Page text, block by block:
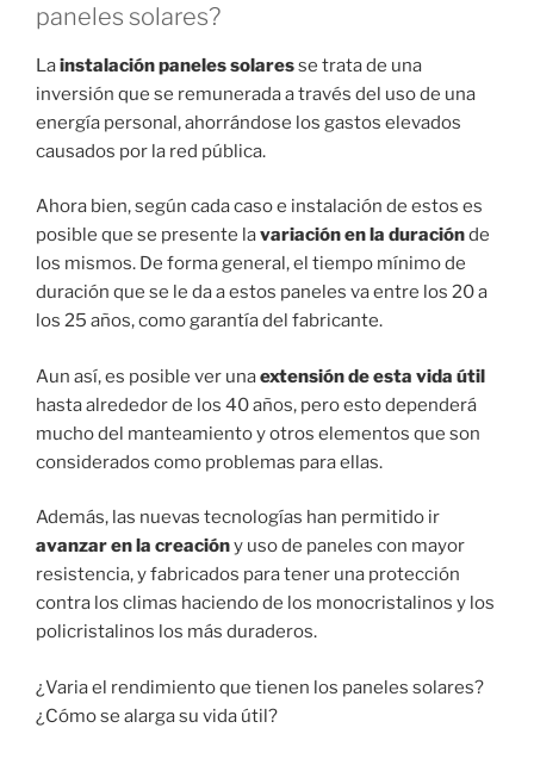
paneles solares?
Lainstalación paneles solaresse trata de una
inversión que se remunerada a través del uso de una
energía personal, ahorrándose los gastos elevados
causados por la red pública.
Ahora bien, según cada caso e instalación de estos es
posible que se presente lavariación en la duraciónde
los mismos. De forma general, el tiempo mínimo de
duración que se le da a estos paneles va entre los 20 a
los 25 años, como garantía del fabricante.
Aun así, es posible ver unaextensión de esta vida útil
hasta alrededor de los 40 años, pero esto dependerá
mucho del manteamiento y otros elementos que son
considerados como problemas para ellas.
Además, las nuevas tecnologías han permitido ir
avanzar en la creacióny uso de paneles con mayor
resistencia, y fabricados para tener una protección
contra los climas haciendo de los monocristalinos y los
policristalinos los más duraderos.
¿Varia el rendimiento que tienen los paneles solares?
¿Cómo se alarga su vida útil?